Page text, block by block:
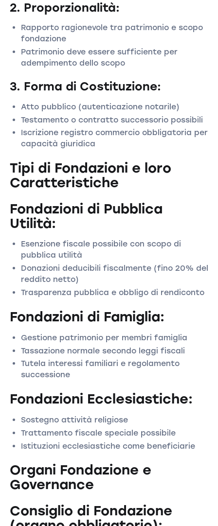
2. Proporzionalità:
Rapporto ragionevole tra patrimonio e scopo
fondazione
Patrimonio deve essere sufficiente per
adempimento dello scopo
3. Forma di Costituzione:
Atto pubblico (autenticazione notarile)
Testamento o contratto successorio possibili
Iscrizione registro commercio obbligatoria per
capacità giuridica
Tipi di Fondazioni e loro
Caratteristiche
Fondazioni di Pubblica
Utilità:
Esenzione fiscale possibile con scopo di
pubblica utilità
Donazioni deducibili fiscalmente (fino 20% del
reddito netto)
Trasparenza pubblica e obbligo di rendiconto
Fondazioni di Famiglia:
Gestione patrimonio per membri famiglia
Tassazione normale secondo leggi fiscali
Tutela interessi familiari e regolamento
successione
Fondazioni Ecclesiastiche:
Sostegno attività religiose
Trattamento fiscale speciale possibile
Istituzioni ecclesiastiche come beneficiarie
Organi Fondazione e
Governance
Consiglio di Fondazione